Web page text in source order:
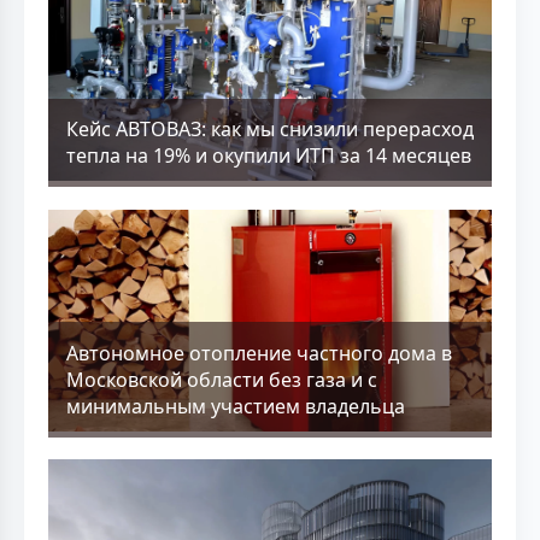
Кейс АВТОВАЗ: как мы снизили перерасход
тепла на 19% и окупили ИТП за 14 месяцев
Aвтономное отопление частного дома в
Московской области без газа и с
минимальным участием владельца